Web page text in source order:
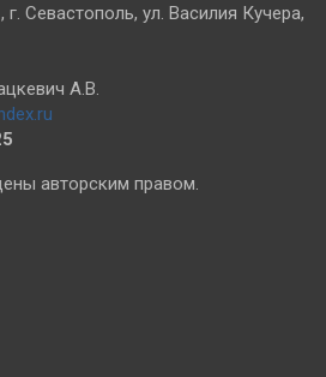
г. Севастополь, ул. Василия Кучера,
А.В.
авторским правом.